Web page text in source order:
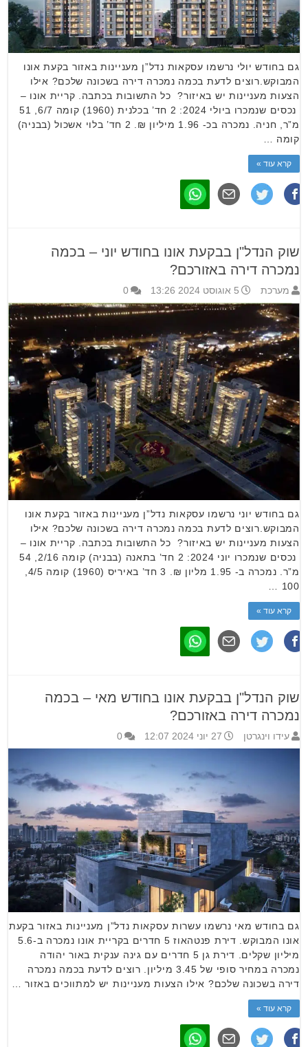
גם בחודש יולי נרשמו עסקאות נדל”ן מעניינות באזור בקעת אונו
המבוקש.רוצים לדעת בכמה נמכרה דירה בשכונה שלכם? אילו
הצעות מעניינות יש באיזור? כל התשובות בכתבה. קריית אונו –
נכסים שנמכרו ביולי 2024: 2 חד’ בכלנית (1960) קומה 6/7, 51
מ”ר, חניה. נמכרה בכ- 1.96 מיליון ₪. 2 חד’ בלוי אשכול (בבניה)
קומה …
קרא עוד »
שוק הנדל"ן בבקעת אונו בחודש יוני – בכמה
נמכרה דירה באזורכם?
מערכת 5 אוגוסט 2024 13:26 0
גם בחודש יוני נרשמו עסקאות נדל”ן מעניינות באזור בקעת אונו
המבוקש.רוצים לדעת בכמה נמכרה דירה בשכונה שלכם? אילו
הצעות מעניינות יש באיזור? כל התשובות בכתבה. קריית אונו –
נכסים שנמכרו יוני 2024: 2 חד’ בתאנה (בבניה) קומה 2/16, 54
100 …
קרא עוד »
שוק הנדל"ן בבקעת אונו בחודש מאי – בכמה
נמכרה דירה באזורכם?
עידו וינגרטן 27 יוני 2024 12:07 0
גם בחודש מאי נרשמו עשרות עסקאות נדל”ן מעניינות באזור בקעת
אונו המבוקש. דירת פנטהאוז 5 חדרים בקריית אונו נמכרה ב-5.6
מיליון שקלים. דירת גן 5 חדרים עם גינה ענקית באור יהודה
נמכרה במחיר סופי של 3.45 מיליון. רוצים לדעת בכמה נמכרה
דירה בשכונה שלכם? אילו הצעות מעניינות יש למתווכים באזור …
קרא עוד »